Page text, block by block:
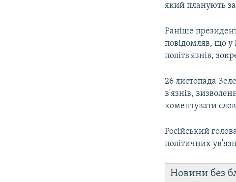
який планують
Раніше
повідомляв, що у
політв'язнів,
26 листопада
в'язнів,
коментувати
Російський
політичних
Новини без